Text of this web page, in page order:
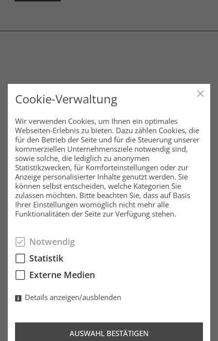
Ersatzteile
Es kann immer einmal etwas zu Bruch gehen.
Finden Sie hier original Hanse Ersatzteile.
Zu den Produkten
Ausrüstung
Finden Sie hier nützliches Zubehör und nötige
stöbern und ständig neue Teile finden.
Cookie-Verwaltung
Wir verwenden Cookies, um Ihnen ein optimales
Webseiten-Erlebnis zu bieten. Dazu zählen Cookies, die
für den Betrieb der Seite und für die Steuerung unserer
kommerziellen Unternehmensziele notwendig sind,
sowie solche, die lediglich zu anonymen
Statistikzwecken, für Komforteinstellungen oder zur
Anzeige personalisierter Inhalte genutzt werden. Sie
können selbst entscheiden, welche Kategorien Sie
zulassen möchten. Bitte beachten Sie, dass auf Basis
Ihrer Einstellungen womöglich nicht mehr alle
Funktionalitäten der Seite zur Verfügung stehen.
Notwendig
Statistik
Externe Medien
Details anzeigen/ausblenden
AUSWAHL BESTÄTIGEN